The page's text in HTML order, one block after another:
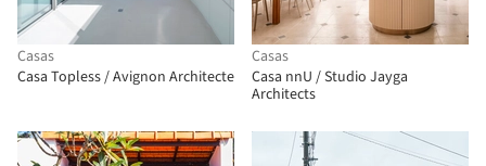
Casas
Casa Topless / Avignon Architecte
Casas
Casa nnU / Studio Jayga
Architects